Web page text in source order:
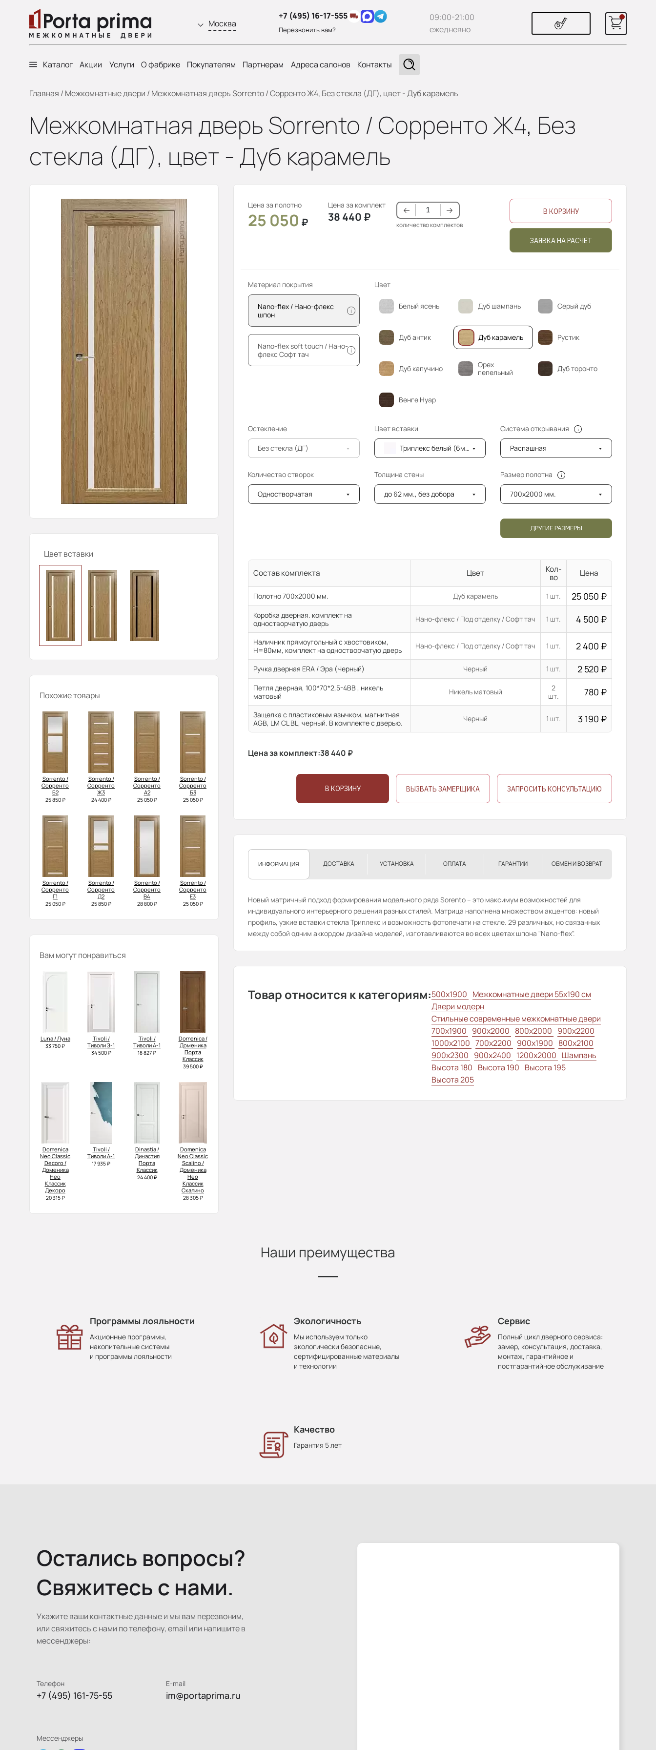
Москва
+7 (495) 16-17-555
Перезвонить вам?
09:00-21:00
ежедневно
Каталог Акции Услуги О фабрике Покупателям Партнерам Адреса салонов Контакты
Главная / Межкомнатные двери / Межкомнатная дверь Sorrento / Сорренто Ж4, Без стекла (ДГ), цвет - Дуб карамель
Межкомнатная дверь Sorrento / Сорренто Ж4, Без
стекла (ДГ), цвет - Дуб карамель
Цвет вставки
Похожие товары
Sorrento /
Сорренто
Б2
25 850 ₽
Sorrento /
Сорренто
Ж3
24 400 ₽
Sorrento /
Сорренто
А2
25 050 ₽
Sorrento /
Сорренто
Б3
25 050 ₽
Sorrento /
Сорренто
Г1
25 050 ₽
Sorrento /
Сорренто
Д2
25 850 ₽
Sorrento /
Сорренто
В4
28 800 ₽
Sorrento /
Сорренто
Е3
25 050 ₽
Вам могут понравиться
Luna / Луна
33 750 ₽
Tivoli /
Тиволи З-1
34 500 ₽
Tivoli /
Тиволи А-1
18 827 ₽
Domenica /
Доменика
Порта
Классик
39 500 ₽
Domenica
Neo Classic
Decoro /
Доменика
Нео
Классик
Декоро
20 315 ₽
Tivoli /
Тиволи А-1
17 935 ₽
Dinastia /
Династия
Порта
Классик
24 400 ₽
Domenica
Neo Classic
Scalino /
Доменика
Нео
Классик
Скалино
28 305 ₽
Цена за полотно
25 050 ₽
Цена за комплект
38 440 ₽
количество комплектов
В КОРЗИНУ
ЗАЯВКА НА РАСЧЁТ
Материал покрытия
Nano-flex / Нано-флекс
шпон
i
Nano-flex soft touch / Нано-
флекс Софт тач
i
Цвет
Белый ясень Дуб шампань Серый дуб
Дуб антик Дуб карамель Рустик
Дуб капучино
Орех
пепельный
Дуб торонто
Венге Нуар
Остекление
Без стекла (ДГ)
Цвет вставки
Триплекс белый (6мм)
Система открывания
Распашная
Количество створок
Одностворчатая
Толщина стены
до 62 мм., без добора
Размер полотна
700x2000 мм.
ДРУГИЕ РАЗМЕРЫ
Состав комплекта Цвет
Кол-
во
Цена
Полотно 700x2000 мм. Дуб карамель 1 шт. 25 050 ₽
Коробка дверная. комплект на
одностворчатую дверь
Нано-флекс / Под отделку / Софт тач 1 шт. 4 500 ₽
Наличник прямоугольный с хвостовиком,
H=80мм, комплект на одностворчатую дверь
Нано-флекс / Под отделку / Софт тач 1 шт. 2 400 ₽
Ручка дверная ERA / Эра (Черный) Черный 1 шт. 2 520 ₽
Петля дверная, 100*70*2,5-4ВВ , никель
матовый
Никель матовый
2
шт.
780 ₽
Защелка с пластиковым язычком, магнитная
AGB, LM CL BL, черный. В комплекте с дверью.
Черный 1 шт. 3 190 ₽
Цена за комплект:38 440 ₽
В КОРЗИНУ ВЫЗВАТЬ ЗАМЕРЩИКА ЗАПРОСИТЬ КОНСУЛЬТАЦИЮ
ИНФОРМАЦИЯ ДОСТАВКА УСТАНОВКА ОПЛАТА ГАРАНТИИ ОБМЕН И ВОЗВРАТ
Новый матричный подход формирования модельного ряда Sorento – это максимум возможностей для
индивидуального интерьерного решения разных стилей. Матрица наполнена множеством акцентов: новый
профиль, узкие вставки стекла Триплекс и возможность фотопечати на стекле. 29 различных, но связанных
между собой одним аккордом дизайна моделей, изготавливаются во всех цветах шпона "Nano-flex".
Товар относится к категориям:500x1900 Межкомнатные двери 55х190 см
Двери модерн
Стильные современные межкомнатные двери
700x1900 900x2000 800x2000 900x2200
1000x2100 700x2200 900x1900 800x2100
900x2300 900x2400 1200x2000 Шампань
Высота 180 Высота 190 Высота 195
Высота 205
Наши преимущества
Программы лояльности
Акционные программы,
накопительные системы
и программы лояльности
Экологичность
Мы используем только
экологически безопасные,
сертифицированные материалы
и технологии
Сервис
Полный цикл дверного сервиса:
замер, консультация, доставка,
монтаж, гарантийное и
постгарантийное обслуживание
Качество
Гарантия 5 лет
Остались вопросы?
Свяжитесь с нами.
Укажите ваши контактные данные и мы вам перезвоним,
или свяжитесь с нами по телефону, email или напишите в
мессенджеры:
Телефон
+7 (495) 161-75-55
E-mail
im@portaprima.ru
Мессенджеры